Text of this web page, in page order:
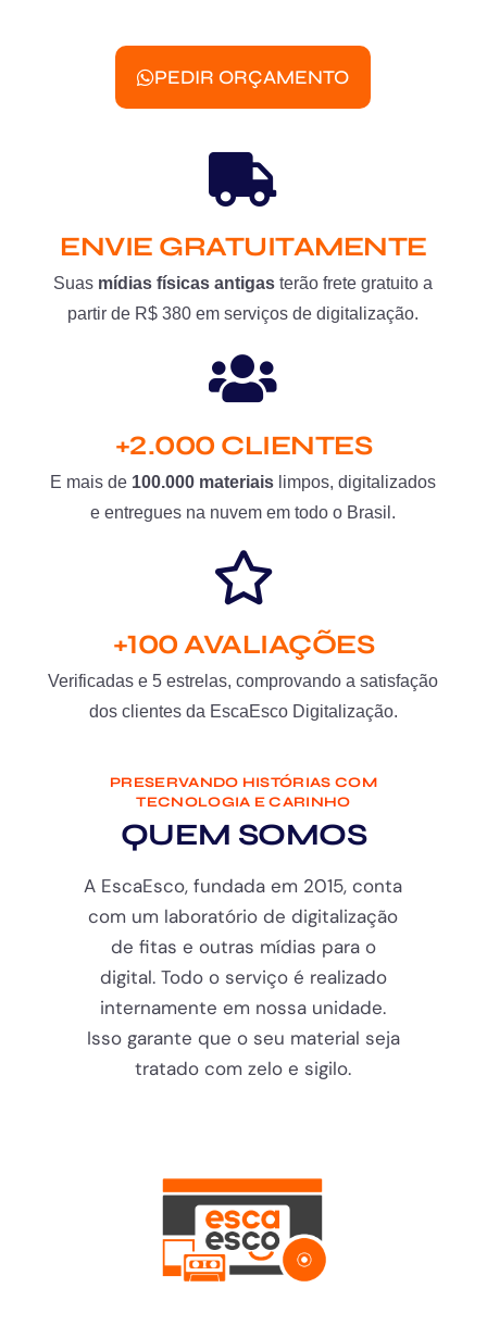
PEDIR ORÇAMENTO
ENVIE GRATUITAMENTE
Suas mídias físicas antigas terão frete gratuito a
partir de R$ 380 em serviços de digitalização.
+2.000 CLIENTES
E mais de 100.000 materiais limpos, digitalizados
e entregues na nuvem em todo o Brasil.
+100 AVALIAÇÕES
Verificadas e 5 estrelas, comprovando a satisfação
dos clientes da EscaEsco Digitalização.
PRESERVANDO HISTÓRIAS COM
TECNOLOGIA E CARINHO
QUEM SOMOS
A EscaEsco, fundada em 2015, conta
com um laboratório de digitalização
de fitas e outras mídias para o
digital. Todo o serviço é realizado
internamente em nossa unidade.
Isso garante que o seu material seja
tratado com zelo e sigilo.